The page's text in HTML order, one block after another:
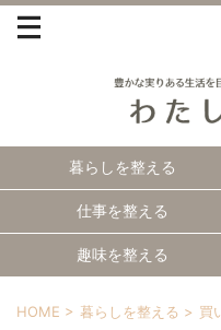
暮らしを整える
仕事を整える
趣味を整える
HOME > 暮らしを整える > 買